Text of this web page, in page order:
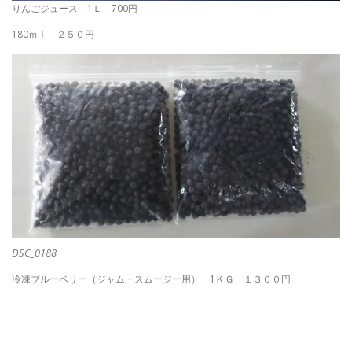
りんごジュース 1Ｌ 700円
180ｍｌ ２５０円
DSC_0188
冷凍ブルーベリー（ジャム・スムージー用） 1ＫＧ １３００円